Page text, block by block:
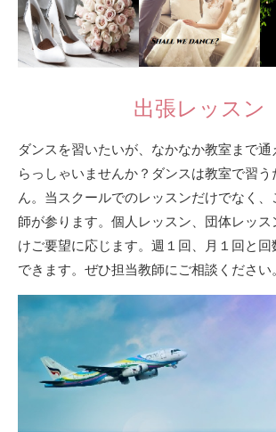
出張レッスン
ダンスを習いたいが、なかなか教室まで
らっしゃいませんか？ダンスは教室で習
ん。当スクールでのレッスンだけでなく
師が参ります。個人レッスン、団体レッ
けご要望に応じます。週１回、月１回と回
できます。ぜひ担当教師にご相談ください